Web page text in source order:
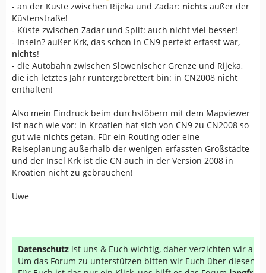
- an der Küste zwischen Rijeka und Zadar: nichts außer der
Küstenstraße!
- Küste zwischen Zadar und Split: auch nicht viel besser!
- Inseln? außer Krk, das schon in CN9 perfekt erfasst war,
nichts!
- die Autobahn zwischen Slowenischer Grenze und Rijeka,
die ich letztes Jahr runtergebrettert bin: in CN2008 nicht
enthalten!
Also mein Eindruck beim durchstöbern mit dem Mapviewer
ist nach wie vor: in Kroatien hat sich von CN9 zu CN2008 so
gut wie nichts getan. Für ein Routing oder eine
Reiseplanung außerhalb der wenigen erfassten Großstädte
und der Insel Krk ist die CN auch in der Version 2008 in
Kroatien nicht zu gebrauchen!
Uwe
Datenschutz ist uns & Euch wichtig, daher verzichten wir auf
Um das Forum zu unterstützen bitten wir Euch über diesen